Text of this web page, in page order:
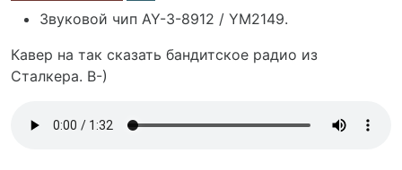
Звуковой чип AY-3-8912 / YM2149.
Кавер на так сказать бандитское радио из
Сталкера. B-)